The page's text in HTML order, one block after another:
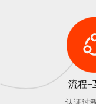
流程+